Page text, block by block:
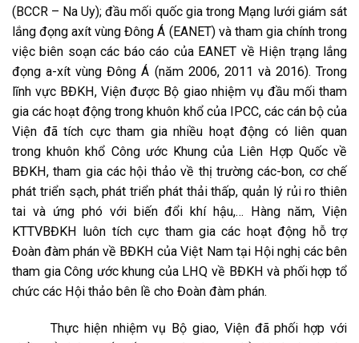
(BCCR – Na Uy); đầu mối quốc gia trong Mạng lưới giám sát
lắng đọng axít vùng Đông Á (EANET) và tham gia chính trong
việc biên soạn các báo cáo của EANET về Hiện trạng lắng
đọng a-xít vùng Đông Á (năm 2006, 2011 và 2016). Trong
lĩnh vực BĐKH, Viện được Bộ giao nhiệm vụ đầu mối tham
gia các hoạt động trong khuôn khổ của IPCC, các cán bộ của
Viện đã tích cực tham gia nhiều hoạt động có liên quan
trong khuôn khổ Công ước Khung của Liên Hợp Quốc về
BĐKH, tham gia các hội thảo về thị trường các-bon, cơ chế
phát triển sạch, phát triển phát thải thấp, quản lý rủi ro thiên
tai và ứng phó với biến đổi khí hậu,… Hàng năm, Viện
KTTVBĐKH luôn tích cực tham gia các hoạt động hỗ trợ
Đoàn đàm phán về BĐKH của Việt Nam tại Hội nghị các bên
tham gia Công ước khung của LHQ về BĐKH và phối hợp tổ
chức các Hội thảo bên lề cho Đoàn đàm phán.
Thực hiện nhiệm vụ Bộ giao, Viện đã phối hợp với